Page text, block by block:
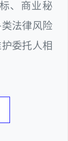
、商业秘
法律风险
委托人相